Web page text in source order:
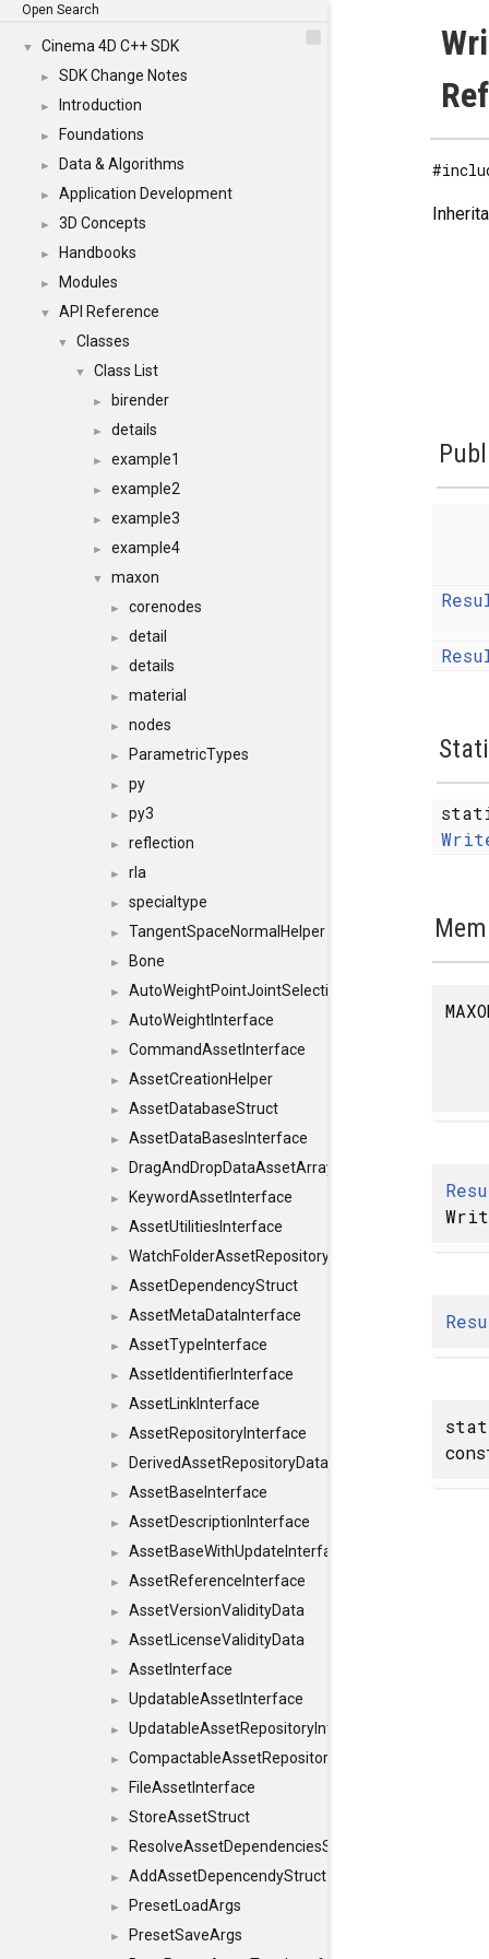
Open Search
▼ Cinema 4D C++ SDK
► SDK Change Notes
► Introduction
► Foundations
► Data & Algorithms
► Application Development
► 3D Concepts
► Handbooks
► Modules
▼ API Reference
▼ Classes
▼ Class List
► birender
► details
► example1
► example2
► example3
► example4
▼ maxon
► corenodes
► detail
► details
► material
► nodes
► ParametricTypes
► py
► py3
► reflection
► rla
► specialtype
► TangentSpaceNormalHelper
► Bone
► AutoWeightPointJointSelections
► AutoWeightInterface
► CommandAssetInterface
► AssetCreationHelper
► AssetDatabaseStruct
► AssetDataBasesInterface
► DragAndDropDataAssetArray
► KeywordAssetInterface
► AssetUtilitiesInterface
► WatchFolderAssetRepositoryInterface
► AssetDependencyStruct
► AssetMetaDataInterface
► AssetTypeInterface
► AssetIdentifierInterface
► AssetLinkInterface
► AssetRepositoryInterface
► DerivedAssetRepositoryDataInterface
► AssetBaseInterface
► AssetDescriptionInterface
► AssetBaseWithUpdateInterface
► AssetReferenceInterface
► AssetVersionValidityData
► AssetLicenseValidityData
► AssetInterface
► UpdatableAssetInterface
► UpdatableAssetRepositoryInterface
► CompactableAssetRepositoryInterface
► FileAssetInterface
► StoreAssetStruct
► ResolveAssetDependenciesStruct
► AddAssetDepencendyStruct
► PresetLoadArgs
►
PresetSaveArgs